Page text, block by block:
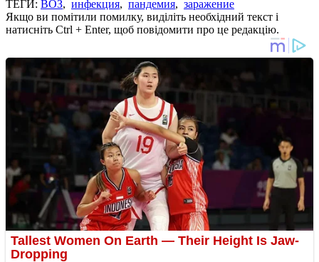
ТЕГИ: ВОЗ, инфекция, пандемия, заражение
Якщо ви помітили помилку, виділіть необхідний текст і
натисніть Ctrl + Enter, щоб повідомити про це редакцію.